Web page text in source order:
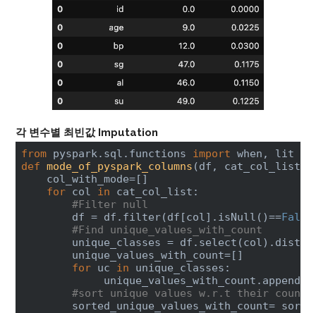
각 변수별 최빈값 Imputation
from pyspark.sql.functions import
def mode_of_pyspark_columns (df, cat_col_list,
    col_with_mode=[]
for col in cat_col_list:
#Filter null
        df = df.filter(df[col].isNull()==
False
#Find unique_values_with_count
unique_classes =
        unique_values_with_count=[]
for uc in unique_classes:
#sort unique values w.r.t their count
sorted_unique_values_with_count=